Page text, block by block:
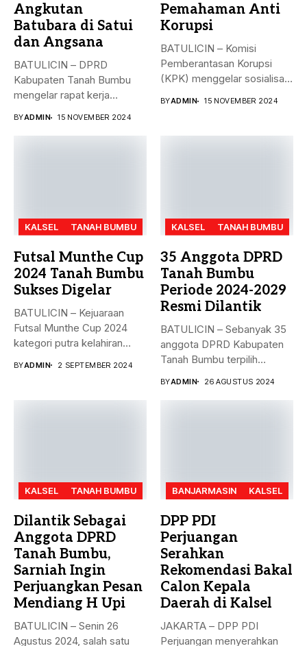
Angkutan
Batubara di Satui
dan Angsana
BATULICIN – DPRD
Kabupaten Tanah Bumbu
mengelar rapat kerja
BYADMIN 15 NOVEMBER 2024
Pemahaman Anti
Korupsi
BATULICIN – Komisi
Pemberantasan Korupsi
(KPK) menggelar sosialisasi
BYADMIN 15 NOVEMBER 2024
KALSEL TANAH BUMBU
Futsal Munthe Cup
2024 Tanah Bumbu
Sukses Digelar
BATULICIN – Kejuaraan
Futsal Munthe Cup 2024
kategori putra kelahiran
BYADMIN 2 SEPTEMBER 2024
KALSEL TANAH BUMBU
35 Anggota DPRD
Tanah Bumbu
Periode 2024-2029
Resmi Dilantik
BATULICIN – Sebanyak 35
anggota DPRD Kabupaten
Tanah Bumbu terpilih
BYADMIN 26 AGUSTUS 2024
KALSEL TANAH BUMBU
Dilantik Sebagai
Anggota DPRD
Tanah Bumbu,
Sarniah Ingin
Perjuangkan Pesan
Mendiang H Upi
BATULICIN – Senin 26
Agustus 2024, salah satu
BANJARMASIN KALSEL
DPP PDI
Perjuangan
Serahkan
Rekomendasi Bakal
Calon Kepala
Daerah di Kalsel
JAKARTA – DPP PDI
Perjuangan menyerahkan